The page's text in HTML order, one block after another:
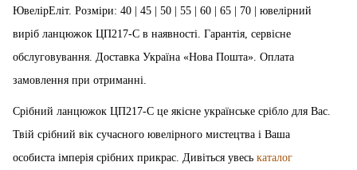
ЮвелірЕліт. Розміри: 40 | 45 | 50 | 55 | 60 | 65 | 70 | ювелірний
виріб ланцюжок ЦП217-С в наявності. Гарантія, сервісне
обслуговування. Доставка Україна «Нова Пошта». Оплата
замовлення при отриманні.
Срібний ланцюжок ЦП217-С це якісне українське срібло для Вас.
Твій срібний вік сучасного ювелірного мистецтва і Ваша
особиста імперія срібних прикрас. Дивіться увесь каталог